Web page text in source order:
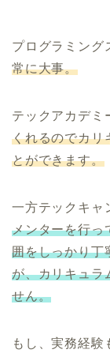
プログラミング
常に大事。
テックアカデミ
くれるのでカリ
とができます。
一方テックキャ
メンターを行っ
囲をしっかり丁
が、カリキュラ
せん。
もし、実務経験